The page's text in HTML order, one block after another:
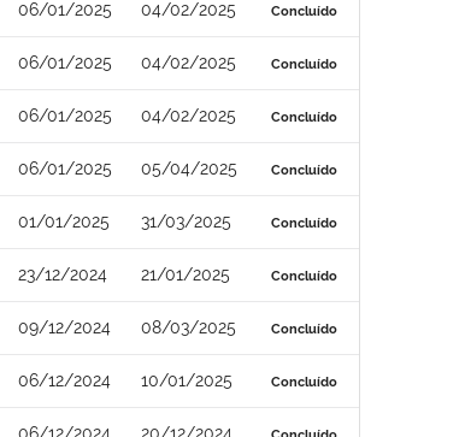
06/01/2025 04/02/2025 Concluído
06/01/2025 04/02/2025 Concluído
06/01/2025 04/02/2025 Concluído
06/01/2025 05/04/2025 Concluído
01/01/2025 31/03/2025 Concluído
23/12/2024 21/01/2025 Concluído
09/12/2024 08/03/2025 Concluído
06/12/2024 10/01/2025 Concluído
06/12/2024 20/12/2024 Concluído